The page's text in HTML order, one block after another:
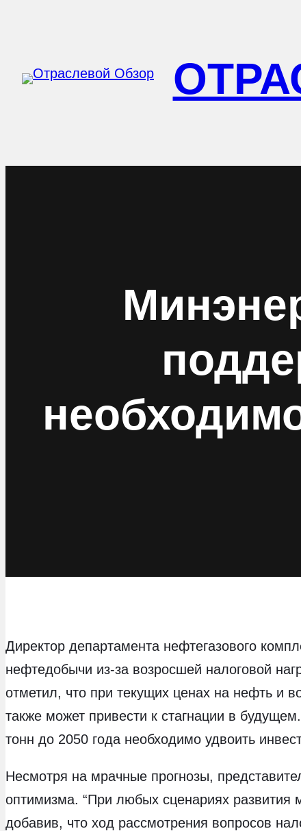
Директор департамента нефтегазового
нефтедобычи из-за возросшей налоговой
отметил, что при текущих ценах на нефть и
также может привести к стагнации в
тонн до 2050 года необходимо удвоить
Несмотря на мрачные прогнозы,
оптимизма. “При любых сценариях развития
добавив, что ход рассмотрения вопросов